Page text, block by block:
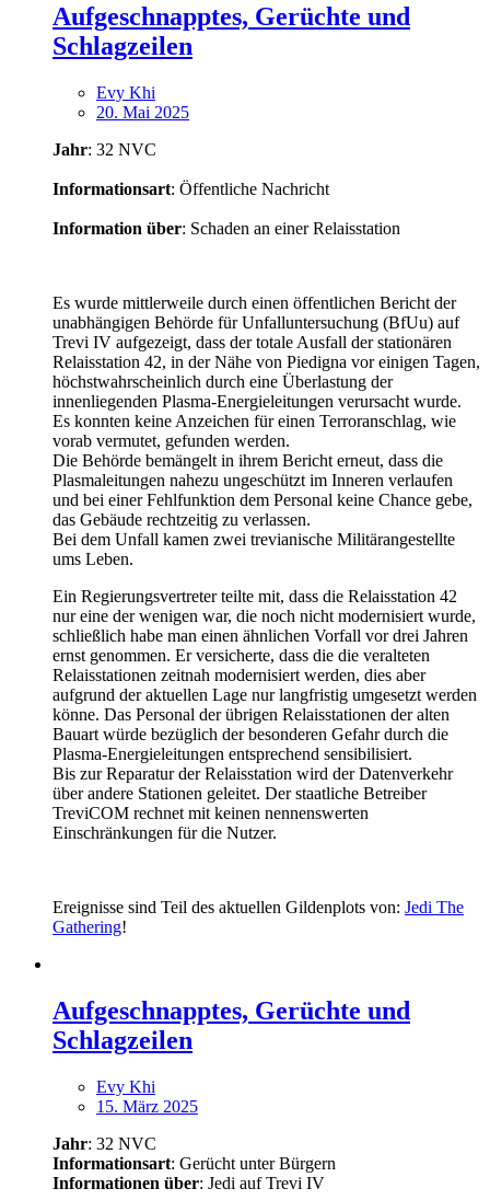
Aufgeschnapptes, Gerüchte und
Schlagzeilen
Evy Khi
20. Mai 2025
Jahr: 32 NVC
Informationsart: Öffentliche Nachricht
Information über: Schaden an einer Relaisstation
Es wurde mittlerweile durch einen öffentlichen Bericht der
unabhängigen Behörde für Unfalluntersuchung (BfUu) auf
Trevi IV aufgezeigt, dass der totale Ausfall der stationären
Relaisstation 42, in der Nähe von Piedigna vor einigen Tagen,
höchstwahrscheinlich durch eine Überlastung der
innenliegenden Plasma-Energieleitungen verursacht wurde.
Es konnten keine Anzeichen für einen Terroranschlag, wie
vorab vermutet, gefunden werden.
Die Behörde bemängelt in ihrem Bericht erneut, dass die
Plasmaleitungen nahezu ungeschützt im Inneren verlaufen
und bei einer Fehlfunktion dem Personal keine Chance gebe,
das Gebäude rechtzeitig zu verlassen.
Bei dem Unfall kamen zwei trevianische Militärangestellte
ums Leben.
Ein Regierungsvertreter teilte mit, dass die Relaisstation 42
nur eine der wenigen war, die noch nicht modernisiert wurde,
schließlich habe man einen ähnlichen Vorfall vor drei Jahren
ernst genommen. Er versicherte, dass die die veralteten
Relaisstationen zeitnah modernisiert werden, dies aber
aufgrund der aktuellen Lage nur langfristig umgesetzt werden
könne. Das Personal der übrigen Relaisstationen der alten
Bauart würde bezüglich der besonderen Gefahr durch die
Plasma-Energieleitungen entsprechend sensibilisiert.
Bis zur Reparatur der Relaisstation wird der Datenverkehr
über andere Stationen geleitet. Der staatliche Betreiber
TreviCOM rechnet mit keinen nennenswerten
Einschränkungen für die Nutzer.
Ereignisse sind Teil des aktuellen Gildenplots von: Jedi The
Gathering!
Aufgeschnapptes, Gerüchte und
Schlagzeilen
Evy Khi
15. März 2025
Jahr: 32 NVC
Informationsart: Gerücht unter Bürgern
Informationen über: Jedi auf Trevi IV